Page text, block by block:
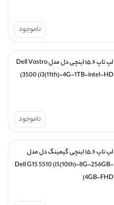
ناموجود
3500 (i3(11th)-4G-1TB-intel-HD)
ناموجود
Dell G15 5510 (i5(10th)-8G-256GB-
4GB-FHD)